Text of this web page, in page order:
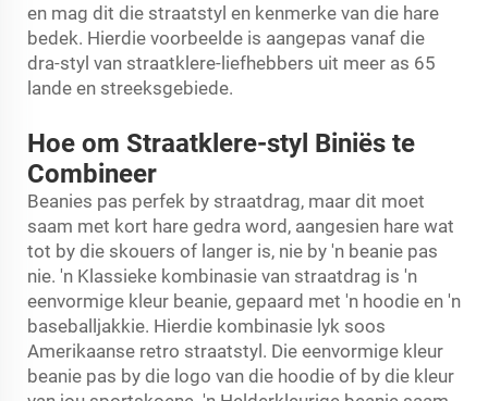
en mag dit die straatstyl en kenmerke van die hare
bedek. Hierdie voorbeelde is aangepas vanaf die
dra-styl van straatklere-liefhebbers uit meer as 65
lande en streeksgebiede.
Hoe om Straatklere-styl Biniës te
Combineer
Beanies pas perfek by straatdrag, maar dit moet
saam met kort hare gedra word, aangesien hare wat
tot by die skouers of langer is, nie by 'n beanie pas
nie. 'n Klassieke kombinasie van straatdrag is 'n
eenvormige kleur beanie, gepaard met 'n hoodie en 'n
baseballjakkie. Hierdie kombinasie lyk soos
Amerikaanse retro straatstyl. Die eenvormige kleur
beanie pas by die logo van die hoodie of by die kleur